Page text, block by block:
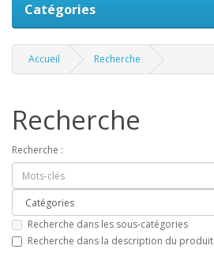
Catégories
Accueil Recherche
Recherche
Recherche :
Recherche dans les sous-catégories
Recherche dans la description du produit